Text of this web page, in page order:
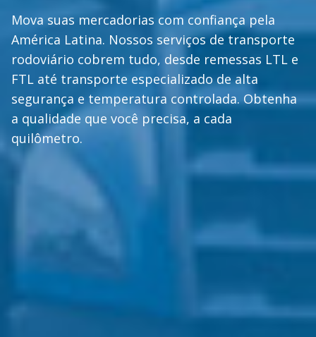
Mova suas mercadorias com confiança pela
América Latina. Nossos serviços de transporte
rodoviário cobrem tudo, desde remessas LTL e
FTL até transporte especializado de alta
segurança e temperatura controlada. Obtenha
a qualidade que você precisa, a cada
quilômetro.